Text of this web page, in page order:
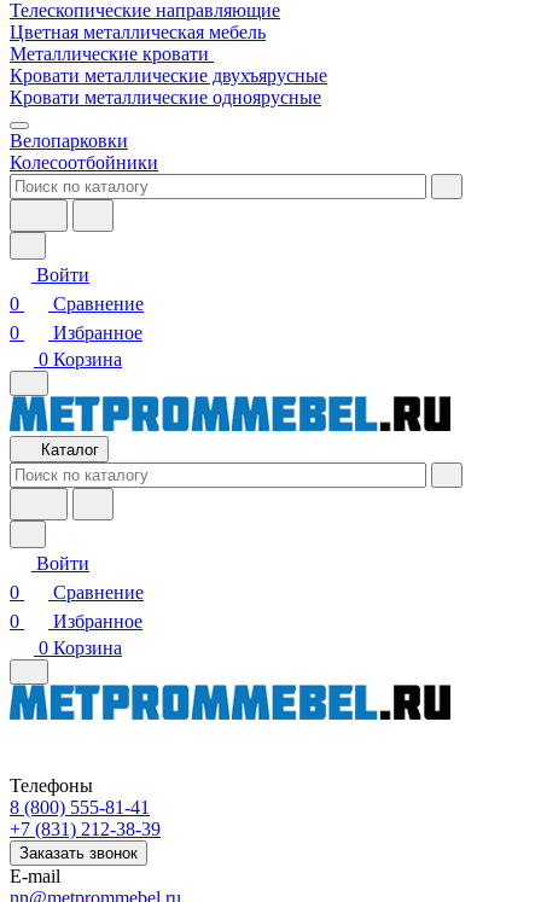
Телескопические направляющие
Цветная металлическая мебель
Металлические кровати
Кровати металлические двухъярусные
Кровати металлические одноярусные
Велопарковки
Колесоотбойники
Войти
0
Сравнение
0
Избранное
0 Корзина
Каталог
Войти
0
Сравнение
0
Избранное
0 Корзина
Телефоны
8 (800) 555-81-41
+7 (831) 212-38-39
Заказать звонок
E-mail
nn@metprommebel.ru